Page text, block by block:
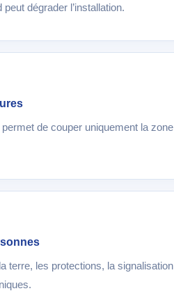
dégrader l’installation.
de couper uniquement la
terre, les protections, la